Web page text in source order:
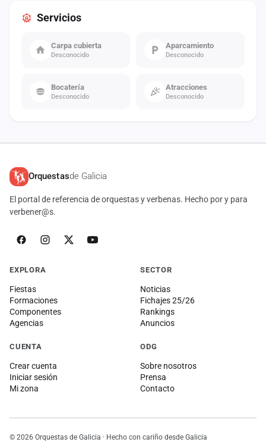
Servicios
Carpa cubierta
Desconocido
Aparcamiento
Desconocido
Bocatería
Desconocido
Atracciones
Desconocido
Orquestasde Galicia
El portal de referencia de orquestas y verbenas. Hecho por y para
verbener@s.
EXPLORA
Fiestas
Formaciones
Componentes
Agencias
SECTOR
Noticias
Fichajes 25/26
Rankings
Anuncios
CUENTA
Crear cuenta
Iniciar sesión
Mi zona
ODG
Sobre nosotros
Prensa
Contacto
© 2026 Orquestas de Galicia · Hecho con cariño desde Galicia